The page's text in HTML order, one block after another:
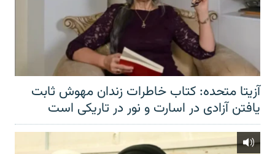
آزیتا متحده: کتاب خاطرات زندان مهوش ثابت
یافتن آزادی در اسارت و نور در تاریکی است